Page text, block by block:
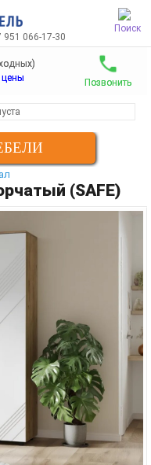
Поиск
951 066-17-30
цены Позвонить
(SAFE)